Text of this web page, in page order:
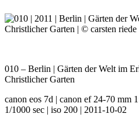
010 – Berlin | Gärten der Welt im
Christlicher Garten
canon eos 7d | canon ef 24-70 mm
1/1000 sec | iso 200 | 2011-10-02